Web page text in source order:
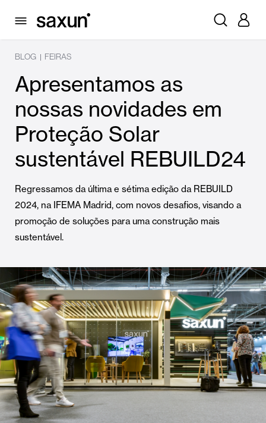
BLOG | FEIRAS
Apresentamos as
nossas novidades em
Proteção Solar
sustentável REBUILD24
Regressamos da última e sétima edição da REBUILD
2024, na IFEMA Madrid, com novos desafios, visando a
promoção de soluções para uma construção mais
sustentável.